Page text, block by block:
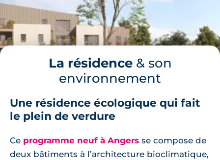
La résidence& son
environnement
Une résidence écologique qui fait
le plein de verdure
Ce programme neuf à Angers se compose de
deux bâtiments à l’architecture bioclimatique,